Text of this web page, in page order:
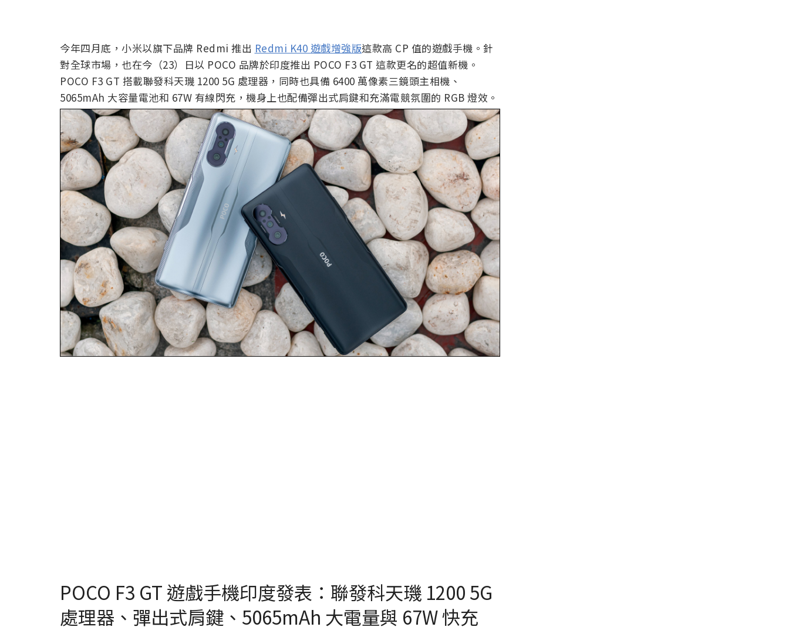
今年四月底，小米以旗下品牌 Redmi 推出 Redmi K40 遊戲增強版這款高 CP 值的遊戲手機。針
對全球市場，也在今（23）日以 POCO 品牌於印度推出 POCO F3 GT 這款更名的超值新機。
POCO F3 GT 搭載聯發科天璣 1200 5G 處理器，同時也具備 6400 萬像素三鏡頭主相機、
5065mAh 大容量電池和 67W 有線閃充，機身上也配備彈出式肩鍵和充滿電競氛圍的 RGB 燈效。
POCO F3 GT 遊戲手機印度發表：聯發科天璣 1200 5G
處理器、彈出式肩鍵、5065mAh 大電量與 67W 快充